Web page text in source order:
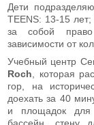
Дети
TEENS: 13-15
за собой
зависимости от
Учебный центр
Roch , которая
гор, на
доехать за 40
и площадок для
бассейн, стену